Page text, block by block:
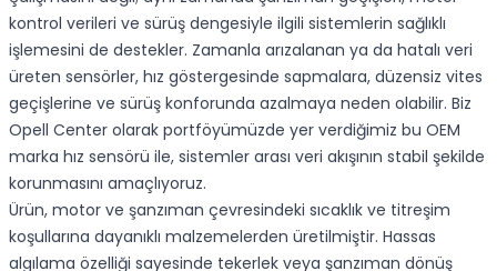
kontrol verileri ve sürüş dengesiyle ilgili sistemlerin sağlıklı
işlemesini de destekler. Zamanla arızalanan ya da hatalı veri
üreten sensörler, hız göstergesinde sapmalara, düzensiz vites
geçişlerine ve sürüş konforunda azalmaya neden olabilir. Biz
Opell Center olarak portföyümüzde yer verdiğimiz bu OEM
marka hız sensörü ile, sistemler arası veri akışının stabil şekilde
korunmasını amaçlıyoruz.
Ürün, motor ve şanzıman çevresindeki sıcaklık ve titreşim
koşullarına dayanıklı malzemelerden üretilmiştir. Hassas
algılama özelliği sayesinde tekerlek veya şanzıman dönüş